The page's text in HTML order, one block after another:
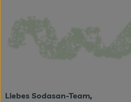
Liebes Sodasan-Team,